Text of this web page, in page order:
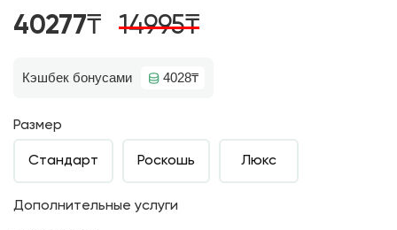
40277₸ 14995₸
Кэшбек бонусами 4028₸
Размер
Стандарт Роскошь Люкс
Дополнительные услуги